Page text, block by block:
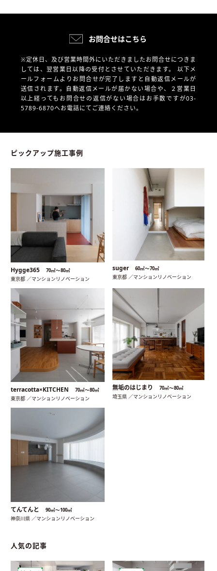
お問合せはこちら
※定休日、及び営業時間外にいただきましたお問合せにつきま
しては、翌営業日以降の受付とさせていただきます。 以下メ
ールフォームよりお問合せが完了しますと自動返信メールが
送信されます。自動返信メールが届かない場合や、
２営業日
以上経ってもお問合せの返信がない場合はお手数ですが03-
5789-6870へお電話にてご連絡ください。
ピックアップ施工事例
Hygge365 70㎡〜80㎡
東京都 ／マンションリノベーション
suger 60㎡〜70㎡
東京都 ／マンションリノベーション
terracotta×KITCHEN 70㎡〜80㎡
東京都 ／マンションリノベーション
無垢のはじまり 70㎡〜80㎡
埼玉県 ／マンションリノベーション
てんてんと 90㎡〜100㎡
神奈川県 ／マンションリノベーション
人気の記事